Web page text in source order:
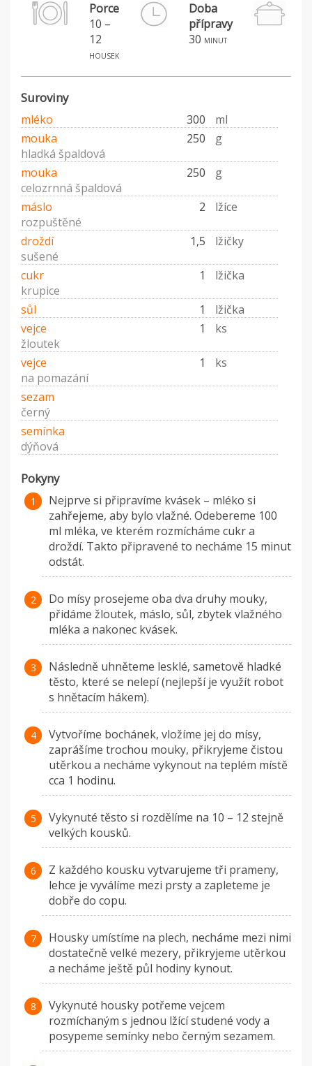
Porce
10 –
12
housek
Doba
přípravy
30 minut
Suroviny
mléko 300
ml
mouka
250
g
hladká špaldová
mouka
250
g
celozrnná špaldová
máslo
2
lžíce
rozpuštěné
droždí
1,5
lžičky
sušené
cukr
1
lžička
krupice
sůl
1
lžička
vejce
1
ks
žloutek
vejce
1
ks
na pomazání
sezam
černý
semínka
dýňová
Pokyny
Nejprve si připravíme kvásek – mléko si
zahřejeme, aby bylo vlažné. Odebereme 100
ml mléka, ve kterém rozmícháme cukr a
droždí. Takto připravené to necháme 15 minut
odstát.
Do mísy prosejeme oba dva druhy mouky,
přidáme žloutek, máslo, sůl, zbytek vlažného
mléka a nakonec kvásek.
Následně uhněteme lesklé, sametově hladké
těsto, které se nelepí (nejlepší je využít robot
s hnětacím hákem).
Vytvoříme bochánek, vložíme jej do mísy,
zaprášíme trochou mouky, přikryjeme čistou
utěrkou a necháme vykynout na teplém místě
cca 1 hodinu.
Vykynuté těsto si rozdělíme na 10 – 12 stejně
velkých kousků.
Z každého kousku vytvarujeme tři prameny,
lehce je vyválíme mezi prsty a zapleteme je
dobře do copu.
Housky umístíme na plech, necháme mezi nimi
dostatečně velké mezery, přikryjeme utěrkou
a necháme ještě půl hodiny kynout.
Vykynuté housky potřeme vejcem
rozmíchaným s jednou lžící studené vody a
posypeme semínky nebo černým sezamem.